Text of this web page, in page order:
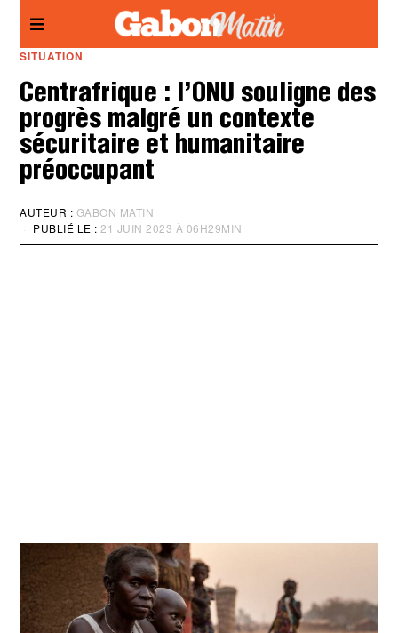
SITUATION
Centrafrique : l’ONU souligne des
progrès malgré un contexte
sécuritaire et humanitaire
préoccupant
AUTEUR : GABON MATIN
PUBLIÉ LE : 21 JUIN 2023 À 06H29MIN
I
H
N
Panneau de gestion des cookies